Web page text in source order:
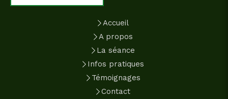
Accueil
A propos
La séance
Infos pratiques
Témoignages
Contact